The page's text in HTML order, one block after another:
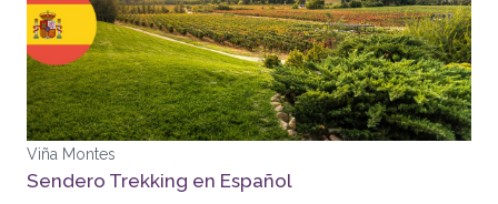
Viña Montes
Sendero Trekking en Español